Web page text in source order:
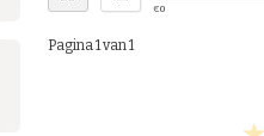
€0
Pagina 1 van 1